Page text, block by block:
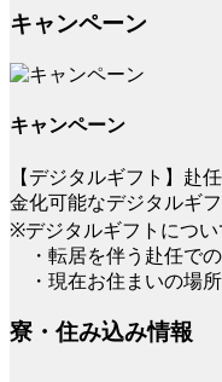
キャンペーン
キャンペーン
【デジタルギフト】赴
金化可能なデジタルギ
※デジタルギフトについ
・転居を伴う赴任での
・現在お住まいの場所
寮・住み込み情報